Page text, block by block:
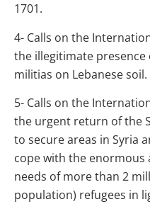
1701.
4- Calls on the
the illegitimate presence
militias on Lebanese soil.
5- Calls on the
the urgent return of the
to secure areas in Syria
cope with the enormous
needs of more than 2
population) refugees in